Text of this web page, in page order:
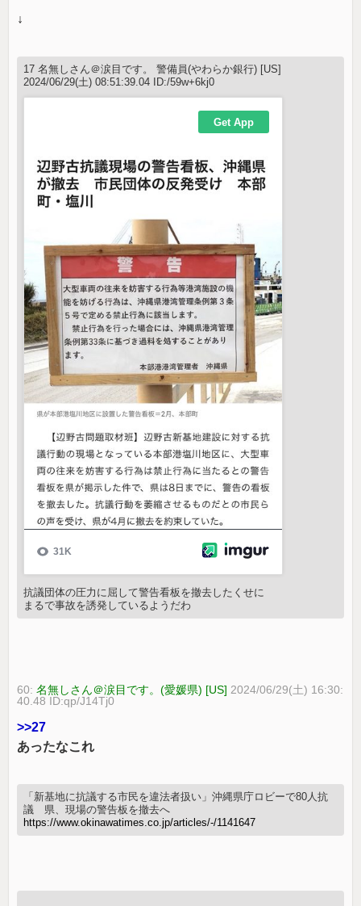
↓
17 名無しさん＠涙目です。 警備員(やわらか銀行) [US]
2024/06/29(土) 08:51:39.04 ID:/59w+6kj0
抗議団体の圧力に屈して警告看板を撤去したくせに
まるで事故を誘発しているようだわ
60:名無しさん＠涙目です。(愛媛県) [US] 2024/06/29(土) 16:30:
40.48 ID:qp/J14Tj0
>>27
あったなこれ
「新基地に抗議する市民を違法者扱い」沖縄県庁ロビーで80人抗
議 県、現場の警告板を撤去へ
https://www.okinawatimes.co.jp/articles/-/1141647